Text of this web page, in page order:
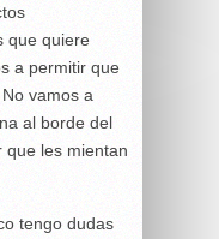
que quiere
a permitir que
vamos a
al borde del
que les mientan
tengo dudas